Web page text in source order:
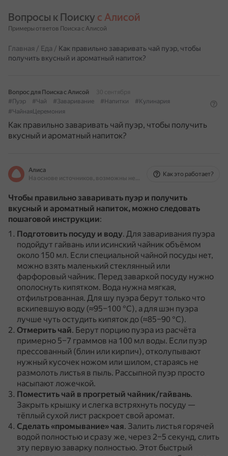
Вопросы к Поиску с Алисой
Примеры ответов Поиска с Алисой
Главная / Еда / Как правильно заваривать чай пуэр, чтобы
получить вкусный и ароматный напиток?
Вопрос для Поиска с Алисой
30 сентября
#Пуэр
#Чай #Заваривание #Напитки
#Кулинария
#ЧайнаяЦеремония
Как правильно заваривать чай пуэр, чтобы получить
вкусный и ароматный напиток?
Алиса
На основе источников, возможны неточности
Как это работает?
Чтобы правильно заваривать пуэр и получить
вкусный и ароматный напиток, можно следовать
пошаговой инструкции:
Подготовить посуду и воду. Для заваривания пуэра
подойдут гайвань или исинский чайник объёмом
около 150 мл. Если специальной чайной посуды нет,
можно взять маленький стеклянный или
фарфоровый чайник. Перед заваркой посуду нужно
ополоснуть кипятком. Вода нужна мягкая,
отфильтрованная. Для шу пуэра берут только что
вскипевшую воду (≈95–100 °C), а для шэн пуэра
лучше чуть остудить кипяток до (≈85–90 °C).
Отмерить чай. Берут порцию пуэра из расчёта
примерно 5–7 граммов на 100 мл воды. Если пуэр
прессованный (блин или кирпич), отколупывают
нужный кусочек ножом или шилом, стараясь не
размолоть листья в пыль. Рассыпной пуэр просто
насыпают ложечкой.
Поместить чай в прогретый чайник/гайвань.
Закрыть крышку и слегка встряхнуть посуду —
тёплый сухой лист раскроет свой аромат.
Сделать «промывание» чая. Залить листья горячей
водой полностью и сразу же, через 2–5 секунд, слить
эту первую заварку полностью. Этот быстрый